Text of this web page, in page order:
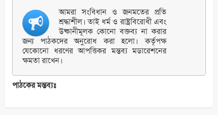
আমরা সংবিধান ও জনমতের প্রতি
শ্রদ্ধাশীল। তাই ধর্ম ও রাষ্ট্রবিরোধী এবং
উষ্কানীমূলক কোনো বক্তব্য না করার
জন্য পাঠকদের অনুরোধ করা হলো। কর্তৃপক্ষ
যেকোনো ধরণের আপত্তিকর মন্তব্য মডারেশনের
ক্ষমতা রাখেন।
পাঠকের মন্তব্যঃ